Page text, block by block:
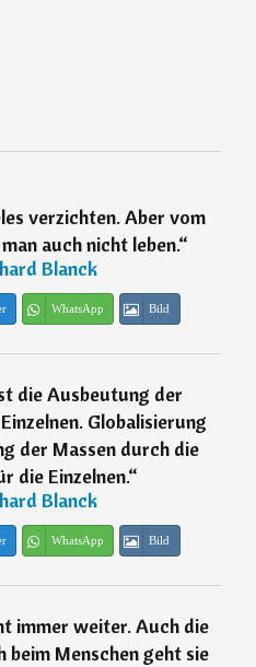
verzichten. Aber vom
auch nicht leben.“
Blanck
WhatsApp Bild
die Ausbeutung der
Globalisierung
der Massen durch die
die Einzelnen.“
Blanck
WhatsApp Bild
immer weiter. Auch die
beim Menschen geht sie